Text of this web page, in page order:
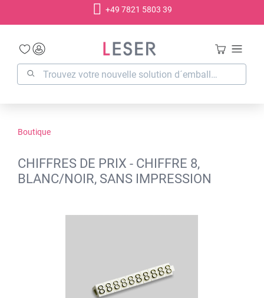
+49 7821 5803 39
Boutique
CHIFFRES DE PRIX - CHIFFRE 8,
BLANC/NOIR, SANS IMPRESSION